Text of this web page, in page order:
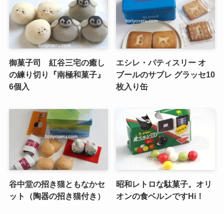
御菓子司 紅谷三宅の癒し
の練り切り『南極和菓子』
6個入
エシレ・パティスリー オ
ブールのサブレ グラッセ10
枚入り缶
谷中堂の招き猫ともなかセ
ット（陶器の招き猫付き）
昭和レトロな駄菓子。オリ
オンの食ベルンですHi！